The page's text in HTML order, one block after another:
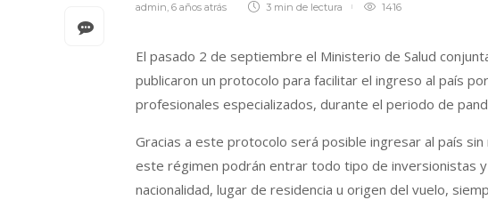
admin, 6 años atrás 3 min de lectura 1416
El pasado 2 de septiembre el Ministerio de Salud
publicaron un protocolo para facilitar el ingreso al país
profesionales especializados, durante el periodo de
Gracias a este protocolo será posible ingresar al país
este régimen podrán entrar todo tipo de inversionistas
nacionalidad, lugar de residencia u origen del vuelo,